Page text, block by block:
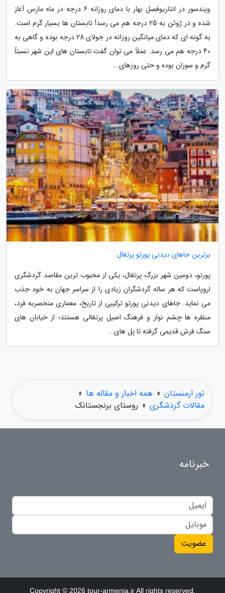
ویندسور در انتاریوفصل بهار با دمای روزانه 6 درجه در ماه مارس آغاز
شده و در ژوئن به 25 درجه هم می رسد! تابستان ها بسیار گرم است.
به گونه ای که دمای میانگین روزانه در جولای 28 درجه بوده و گاهی به
40 درجه هم می رسد. عملاً می توان گفت تابستان های این شهر نسبتاً
گرم و سوزان بوده و حتی روزهای...
برترین جاهای دیدنی پورتو پرتغال
پورتو، دومین شهر بزرگ پرتغال، یکی از محبوب ترین مقاصد گردشگری
اروپاست که هر ساله گردشگران زیادی را از سراسر جهان به خود جذب
می نماید. جاهای دیدنی پورتو ترکیبی از تاریخ، معماری منحصربه فرد،
منظره ها چشم نواز و فرهنگ اصیل پرتغالی هستند؛ از خیابان های
سنگ فرش قدیمی گرفته تا پل های...
تور ارمنستان » همه اخبار و مقاله ها »
مقالات گردشگری » روستای برنجستانک
خبرنامه
عضویت
Copyright © 2026 tour-armenia.ir All rights reserved.